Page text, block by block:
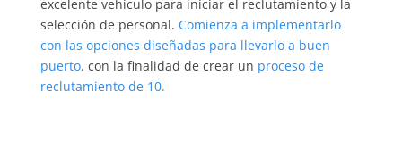
excelente vehículo para iniciar el reclutamiento y la
selección de personal. Comienza a implementarlo
con las opciones diseñadas para llevarlo a buen
puerto, con la finalidad de crear un proceso de
reclutamiento de 10.